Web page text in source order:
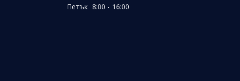
Петък 8:00 - 16:00